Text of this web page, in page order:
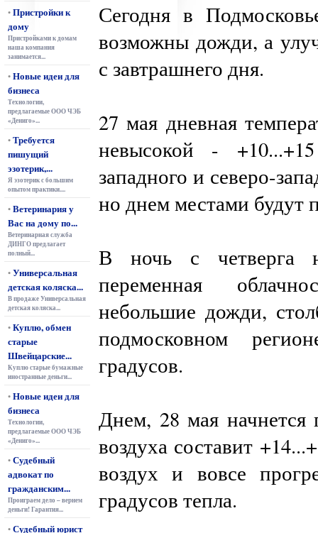
•Пристройки к
дому
Пристройками к домам
наша компания
занимается...
•Новые идеи для
бизнеса
Технологии,
предлагаемые ООО ЧЭБ
«Дениго»...
•Требуется
пишущий
эзотерик,...
Я эзотерик с большим
опытом практики....
•Ветеринария у
Вас на дому по...
Ветеринарная служба
ДИНГО предлагает
полный...
•Универсальная
детская коляска...
В продаже Универсальная
детская коляска...
•Куплю, обмен
старые
Швейцарские...
Куплю старые бумажные
иностранные деньги...
•Новые идеи для
бизнеса
Технологии,
предлагаемые ООО ЧЭБ
«Дениго»...
•Судебный
адвокат по
гражданским...
Проиграем дело – вернем
деньги! Гарантия...
•Судебный юрист
Сегодня в
возможны дожди, а
с завтрашнего дня.
27 мая дневная
невысокой -
западного и северо-
но днем местами будут
В ночь с четверга
переменная
небольшие дожди,
подмосковном
градусов.
Днем, 28 мая начнется
воздуха составит
воздух и вовсе
градусов тепла.